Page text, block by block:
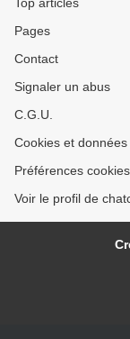
Pages
Contact
Signaler un abus
C.G.U.
Cookies et
Préférences cookies
Voir le profil de